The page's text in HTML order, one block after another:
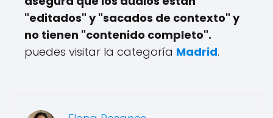
"editados" y "sacados de contexto" y
no tienen "contenido completo".
puedes visitar la categoría Madrid.